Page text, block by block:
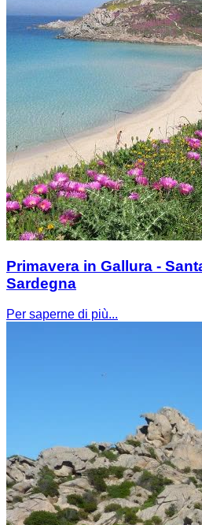
Primavera in Gallura -
Sardegna
Per saperne di più...